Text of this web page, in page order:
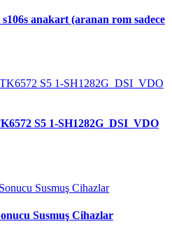
anakart (aranan rom sadece
S5 1-SH1282G_DSI_VDO
Susmuş Cihazlar